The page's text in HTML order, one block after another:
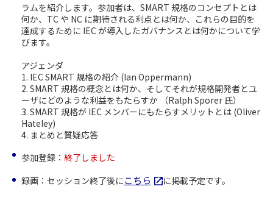
ラムを紹介します。参加者は、SMART 規格のコンセプトとは
何か、TC や NC に期待される利点とは何か、これらの目的を
達成するために IEC が導入したガバナンスとは何かについて学
びます。
アジェンダ
1. IEC SMART 規格の紹介 (Ian Oppermann)
2. SMART 規格の概念とは何か、そしてそれが規格開発者とユ
ーザにどのような利益をもたらすか （Ralph Sporer 氏）
3. SMART 規格が IEC メンバーにもたらすメリットとは (Oliver
Hateley)
4. まとめと質疑応答
参加登録： 終了しました
録画：セッション終了後にこちら に掲載予定です。